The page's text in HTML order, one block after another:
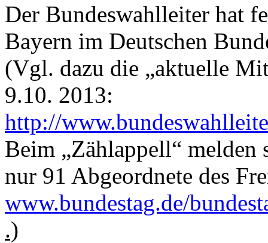
Der Bundeswahlleiter hat
Bayern im Deutschen
(Vgl. dazu die „aktuelle
9.10. 2013:
http://
Beim „Zählappell“
nur 91 Abgeordnete des
www.bundestag.de/
.)